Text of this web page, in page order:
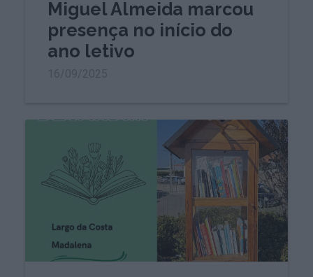
Miguel Almeida marcou
presença no início do
ano letivo